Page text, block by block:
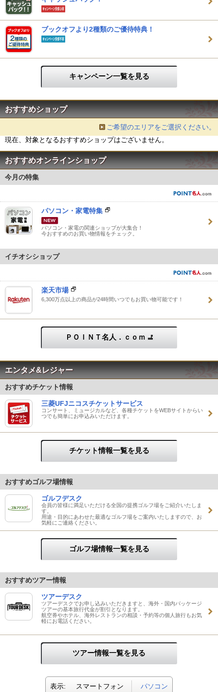
ブックオフより2種類のご優待特典！
キャンペーン一覧を見る
おすすめショップ
ご希望のエリアをご選択ください。
現在、対象となるおすすめショップはございません。
おすすめオンラインショップ
今月の特集
パソコン・家電特集
パソコン・家電の関連ショップが大集合！
今おすすめのお買い物情報をチェック。
イチオシショップ
楽天市場
6,300万点以上の商品が24時間いつでもお買い物可能です！
ＰＯＩＮＴ名人．ｃｏｍ
エンタメ&レジャー
おすすめチケット情報
三菱UFJニコスチケットサービス
コンサート、ミュージカルなど、各種チケットをWEBサイトからい
つでも簡単にお申込みいただけます。
チケット情報一覧を見る
おすすめゴルフ場情報
ゴルフデスク
会員の皆様に満足いただける全国の提携ゴルフ場をご紹介いたしま
す。
用途・目的にあわせた最適なゴルフ場をご案内いたしますので、お
気軽にご連絡ください。
ゴルフ場情報一覧を見る
おすすめツアー情報
ツアーデスク
ツアーデスクでお申し込みいただきますと、海外・国内パッケージ
ツアーの基本旅行代金が割引となります。
航空券やホテル、海外レストランの相談・予約等の個人旅行もお気
軽にお電話ください。
ツアー情報一覧を見る
表示: スマートフォン パソコン